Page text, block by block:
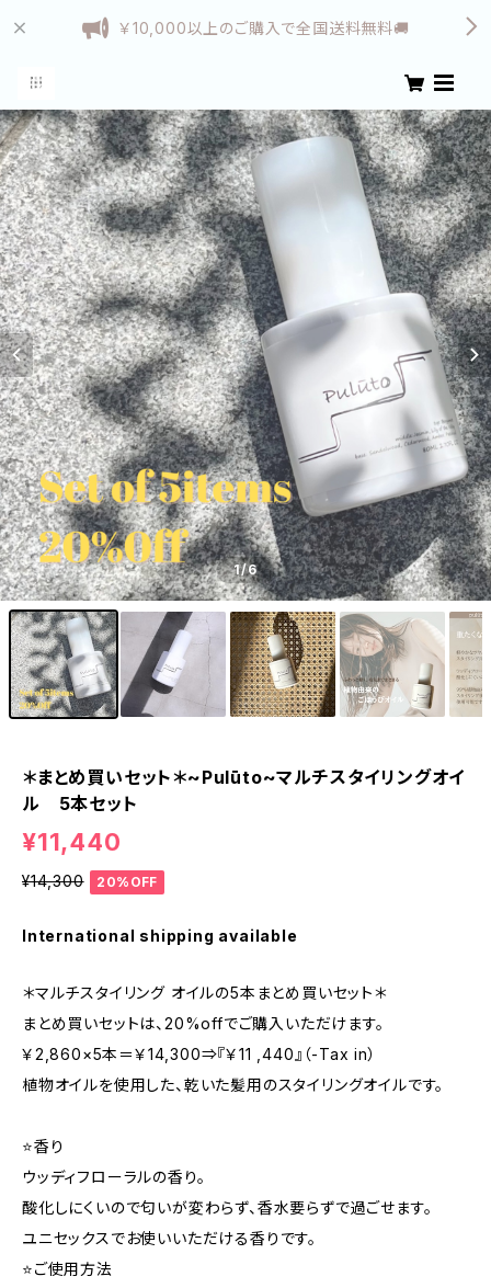
￥10,000以上のご購入で全国送料無料🚚
1/6
＊まとめ買いセット＊~Pulūto~マルチスタイリングオイ
ル 5本セット
¥11,440
¥14,300 20%OFF
International shipping available
＊マルチスタイリング オイルの5本まとめ買いセット＊
まとめ買いセットは、20%offでご購入いただけます。
￥2,860×5本＝￥14,300⇒『￥11 ,440』（-Tax in）
植物オイルを使用した、乾いた髪用のスタイリングオイルです。
⭐香り
ウッディフローラルの香り。
酸化しにくいので匂いが変わらず、香水要らずで過ごせます。
ユニセックスでお使いいただける香りです。
⭐ご使用方法